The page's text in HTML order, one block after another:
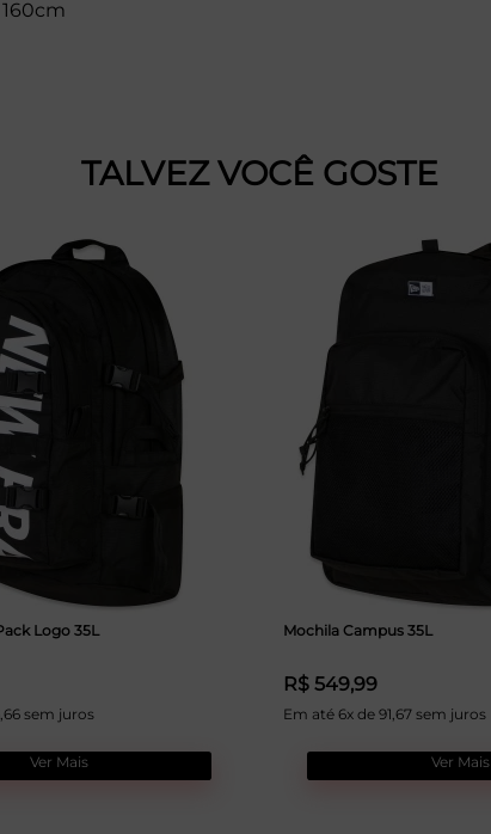
TALVEZ VOCÊ GOSTE
Logo 35L
sem juros
Ver Mais
Mochila Campus 35L
R$ 549,99
Em até 6x de 91,67 sem juros
Ver Mais